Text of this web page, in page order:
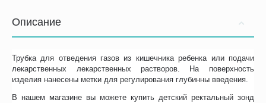
Описание
Трубка для отведения газов из кишечника ребенка или подачи
лекарственных лекарственных растворов. На поверхность
изделия нанесены метки для регулирования глубинны введения.
В нашем магазине вы можете купить детский ректальный зонд